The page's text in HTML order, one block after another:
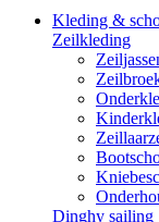
Kleding &
Zeilkleding
Dinghy sailing